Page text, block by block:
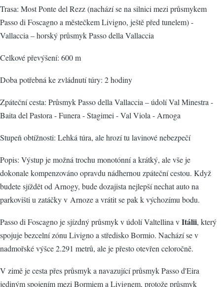
Trasa: Most Ponte del Rezz (nachází se na silnici mezi průsmykem
Passo di Foscagno a městečkem Livigno, ještě před tunelem) -
Vallaccia – horský průsmyk Passo della Vallaccia
Celkové převýšení: 600 m
Doba potřebná ke zvládnutí túry: 2 hodiny
Zpáteční cesta: Průsmyk Passo della Vallaccia – údolí Val Minestra -
Baita del Pastora - Funera - Stagimei - Val Viola - Arnoga
Stupeň obtížnosti: Lehká túra, ale hrozí tu lavinové nebezpečí
Popis: Výstup je možná trochu monotónní a krátký, ale vše je
dokonale kompenzováno opravdu nádhernou zpáteční cestou. Když
budete sjíždět od Arnogy, bude dozajista nejlepší nechat auto na
parkovišti u zatáčky v Arnoze a vrátit se pak k výchozímu bodu.
Passo di Foscagno je sjízdný průsmyk v údolí Valtellina vItálii, který
spojuje bezcelní zónu Livigno a středisko Bormio. Nachází se v
nadmořské výšce 2.291 metrů, ale je přesto otevřen celoročně.
V zimě je cesta přes průsmyk a navazující průsmyk Passo d'Eira
jediným spojením mezi Bormiem a Livignem, protože průsmyk